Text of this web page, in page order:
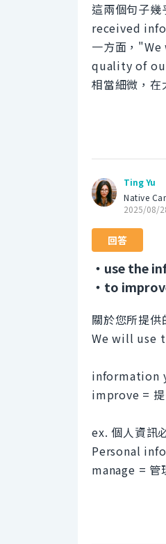
這兩個句子
received
一方面，
quality of our
相當細微，在
Ting Yu
Native
2025/08/
回答
・use the
・to
關於您所提供
We will use
information
improve =
ex. 個人資訊
Personal
manage = 管